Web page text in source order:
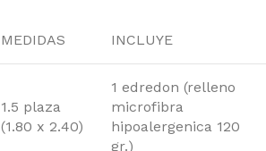
MEDIDAS INCLUYE
1.5 plaza
(1.80 x 2.40)
1 edredon (relleno
microfibra
hipoalergenica 120
gr.)